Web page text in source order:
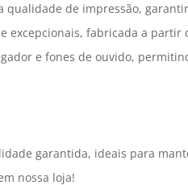
de impressão,
excepcionais, fabricada a
e fones de ouvido,
garantida, ideais para
nossa loja!